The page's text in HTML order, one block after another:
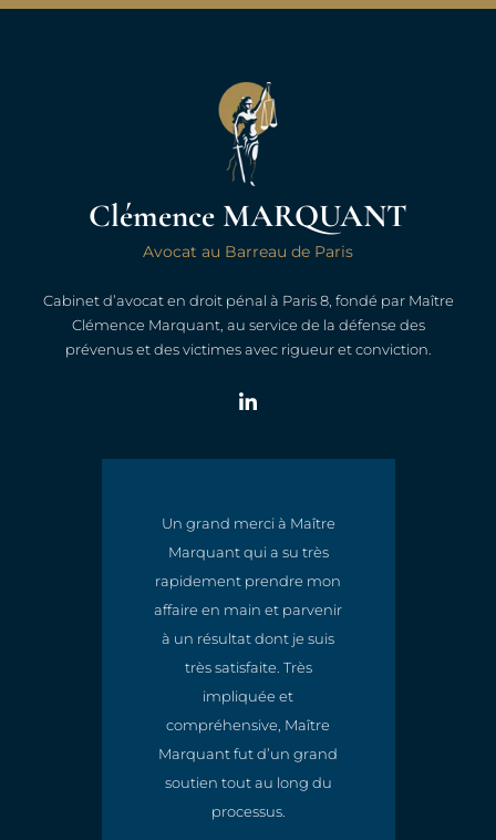
Clémence MARQUANT
Avocat au Barreau de Paris
Cabinet d’avocat en droit pénal à Paris 8, fondé par Maître
Clémence Marquant, au service de la défense des
prévenus et des victimes avec rigueur et conviction.
Un grand merci à Maître
Marquant qui a su très
rapidement prendre mon
affaire en main et parvenir
à un résultat dont je suis
très satisfaite. Très
impliquée et
compréhensive, Maître
Marquant fut d’un grand
soutien tout au long du
processus.